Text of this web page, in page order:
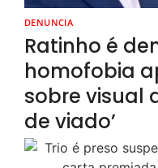
DENUNCIA
Ratinho é
homofobia
sobre visual
de viado’